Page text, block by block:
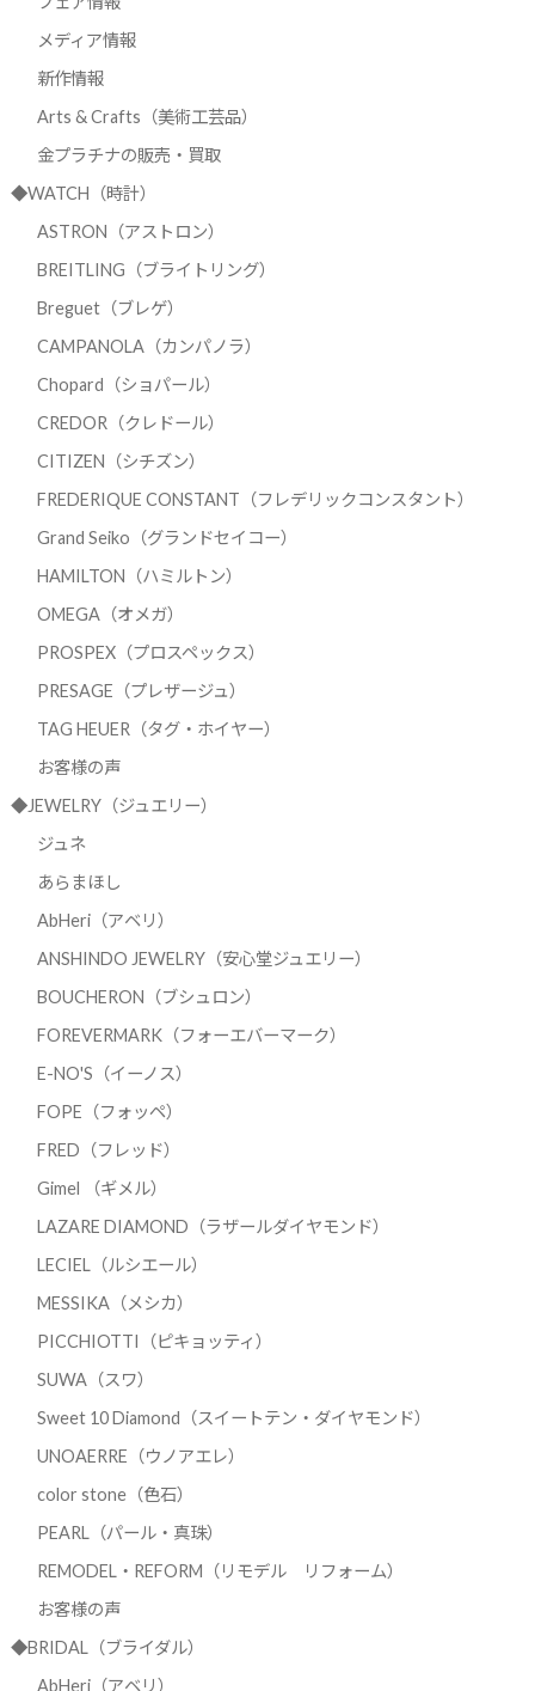
メディア情報
新作情報
Arts & Crafts（美術工芸品）
金プラチナの販売・買取
◆WATCH（時計）
ASTRON（アストロン）
BREITLING（ブライトリング）
Breguet（ブレゲ）
CAMPANOLA（カンパノラ）
Chopard（ショパール）
CREDOR（クレドール）
CITIZEN（シチズン）
FREDERIQUE CONSTANT（フレデリックコンスタント）
Grand Seiko（グランドセイコー）
HAMILTON（ハミルトン）
OMEGA（オメガ）
PROSPEX（プロスペックス）
PRESAGE（プレザージュ）
TAG HEUER（タグ・ホイヤー）
お客様の声
◆JEWELRY（ジュエリー）
ジュネ
あらまほし
AbHeri（アベリ）
ANSHINDO JEWELRY（安心堂ジュエリー）
BOUCHERON（ブシュロン）
FOREVERMARK（フォーエバーマーク）
E-NO'S（イーノス）
FOPE（フォッペ）
FRED（フレッド）
Gimel （ギメル）
LAZARE DIAMOND（ラザールダイヤモンド）
LECIEL（ルシエール）
MESSIKA（メシカ）
PICCHIOTTI（ピキョッティ）
SUWA（スワ）
Sweet 10 Diamond（スイートテン・ダイヤモンド）
UNOAERRE（ウノアエレ）
color stone（色石）
PEARL（パール・真珠）
REMODEL・REFORM（リモデル リフォーム）
お客様の声
◆BRIDAL（ブライダル）
AbHeri（アベリ）